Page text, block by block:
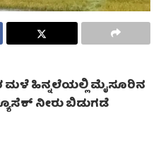
ಮಳೆ ಹಿನ್ನಲೆಯಲ್ಲಿ ಮೈಸೂರಿನ
ನೀರು ಬಿಡುಗಡೆ